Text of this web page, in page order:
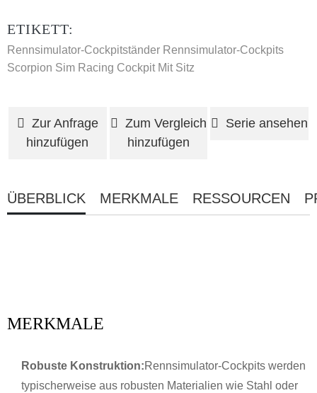
ETIKETT:
Rennsimulator-Cockpitständer Rennsimulator-Cockpits
Scorpion Sim Racing Cockpit Mit Sitz
Zur Anfrage
hinzufügen
Zum Vergleich
hinzufügen
Serie ansehen
ÜBERBLICK MERKMALE RESSOURCEN
MERKMALE
Robuste Konstruktion:Rennsimulator-Cockpits werden
typischerweise aus robusten Materialien wie Stahl oder